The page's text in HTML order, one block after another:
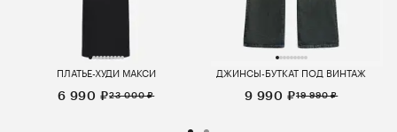
ПЛАТЬЕ-ХУДИ МАКСИ
6 990 ₽23 000 ₽
ДЖИНСЫ-БУТКАТ ПОД ВИНТАЖ
9 990 ₽19 990 ₽